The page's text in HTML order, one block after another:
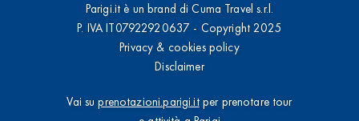
Parigi.it è un brand di Cuma Travel s.r.l.
P. IVA IT07922920637 - Copyright 2025
Privacy & cookies policy
Disclaimer
Vai suprenotazioni.parigi.itper prenotare tour